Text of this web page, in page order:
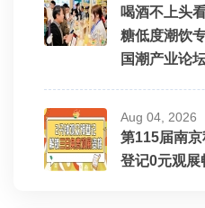
喝酒不上头
糖低度潮饮
国潮产业论
Aug 04, 2026
第115届南
登记0元观展